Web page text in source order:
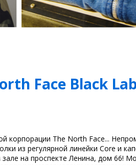
Face Black
корпорации The North Face...
из регулярной линейки Сore и
на проспекте Ленина, дом 66!